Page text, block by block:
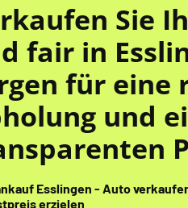
Sie
fair in
für eine
und
Esslingen - Auto
erzielen